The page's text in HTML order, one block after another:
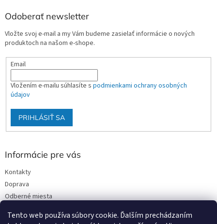
Tento web používa súbory cookie. Ďalším prechádzaním
Odoberať newsletter
Vložte svoj e-mail a my Vám budeme zasielať informácie o nových
produktoch na našom e-shope.
Email
Vložením e-mailu súhlasíte s podmienkami ochrany osobných
údajov
PRIHLÁSIŤ SA
Informácie pre vás
Kontakty
Doprava
Odberné miesta
Obchodné podmienky